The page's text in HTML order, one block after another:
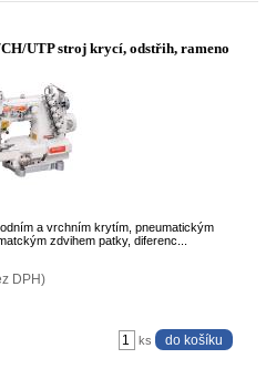
UTP stroj krycí, odstřih, rameno
a vrchním krytím, pneumatickým
zdvihem patky, diferenc...
DPH)
ks